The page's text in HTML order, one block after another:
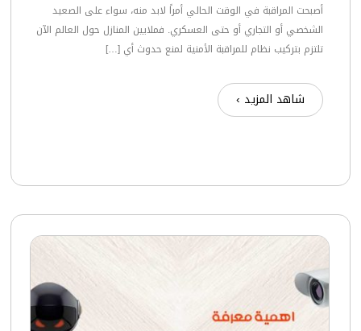
أصبحت المراقبة في الوقت الحالي أمراً لابد منه، سواء على الصعيد
الشخصي أو التجاري أو حتى العسكري. فملايين المنازل حول العالم الآن
تلتزم بتركيب نظام للمراقبة الأمنية لمنع حدوث أي […]
شاهد المزيد ›